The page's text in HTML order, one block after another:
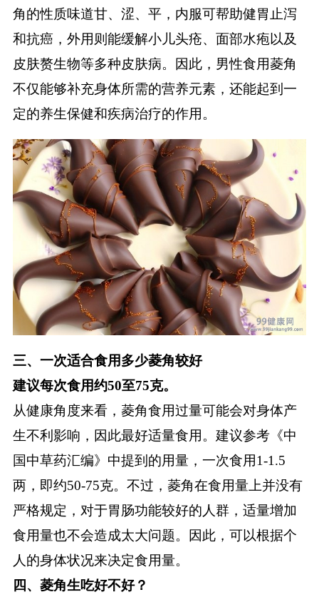
角的性质味道甘、涩、平，内服可帮助健胃止泻
和抗癌，外用则能缓解小儿头疮、面部水疱以及
皮肤赘生物等多种皮肤病。因此，男性食用菱角
不仅能够补充身体所需的营养元素，还能起到一
定的养生保健和疾病治疗的作用。
三、一次适合食用多少菱角较好
建议每次食用约50至75克。
从健康角度来看，菱角食用过量可能会对身体产
生不利影响，因此最好适量食用。建议参考《中
国中草药汇编》中提到的用量，一次食用1-1.5
两，即约50-75克。不过，菱角在食用量上并没有
严格规定，对于胃肠功能较好的人群，适量增加
食用量也不会造成太大问题。因此，可以根据个
人的身体状况来决定食用量。
四、菱角生吃好不好？